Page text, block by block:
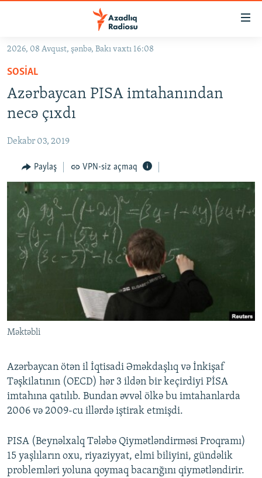
Əsas
qayıt
Əsas
naviqasiyaya
qayıt
Axtarışa
GÜNDƏM
#İZAHLA
KORRUPSIOMETR
#ƏSLINDƏ
FƏRQƏ BAX
QANUNI DOĞRU
ARAŞDIRMA
MULTIMEDIA
VIDEO
FOTOQALEREYA
İNFOQRAFIKA
RADIO ARXIV
OXU ZALI
AZƏRBAYCAN ƏDƏBIYYATI KITABXANASI
İSLAM VƏ DEMOKRATIYA
İZ - MƏDƏNIYYƏT PROQRAMI
HAQQIMIZDA
MISSIYAMIZ
PEŞƏ ETIKASI VƏ JURNALISTIKA STANDARTLARIMIZ
MATERIALLARIMIZDAN ISTIFADƏ
AZADLIQRADIOSU MOBIL TELEFONUNUZDA
XƏBƏR BÜLLETENLƏRIMIZ
RFE/RL-in bütün saytları
2026, 08 Avqust, şənbə, Bakı vaxtı 16:08
SOSIAL
Azərbaycan PISA imtahanından
necə çıxdı
Dekabr 03, 2019
Paylaş VPN-siz açmaq
Məktəbli
Azərbaycan ötən il İqtisadi Əməkdaşlıq və İnkişaf
Təşkilatının (OECD) hər 3 ildən bir keçirdiyi PİSA
imtahına qatılıb. Bundan əvvəl ölkə bu imtahanlarda
2006 və 2009-cu illərdə iştirak etmişdi.
PISA (Beynəlxalq Tələbə Qiymətləndirməsi Proqramı)
15 yaşlıların oxu, riyaziyyat, elmi biliyini, gündəlik
problemləri yoluna qoymaq bacarığını qiymətləndirir.